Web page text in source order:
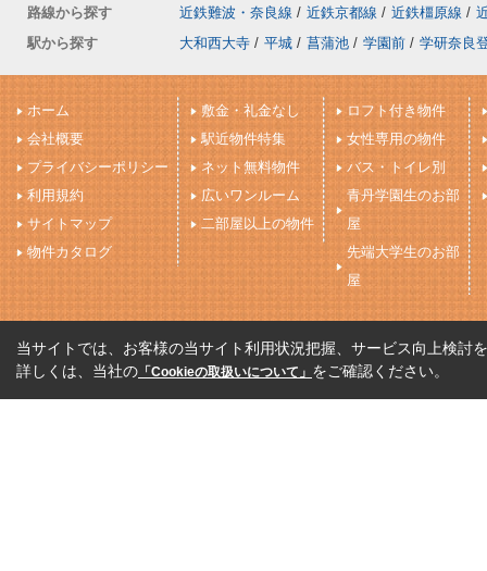
路線から探す
近鉄難波・奈良線 / 近鉄京都線 / 近鉄橿原線 /
駅から探す
大和西大寺 / 平城 / 菖蒲池 / 学園前 / 学研奈良
ホーム
会社概要
プライバシーポリシー
利用規約
サイトマップ
物件カタログ
敷金・礼金なし
駅近物件特集
ネット無料物件
広いワンルーム
二部屋以上の物件
ロフト付き物件
女性専用の物件
バス・トイレ別
青丹学園生のお部
屋
先端大学生のお部
屋
当サイトでは、お客様の当サイト利用状況把握、サービス向上検討
詳しくは、当社の 「Cookieの取扱いについて」 をご確認ください。